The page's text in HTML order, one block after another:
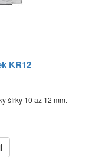
KR12
šířky 10 až 12 mm.